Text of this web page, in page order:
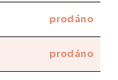
prodáno
prodáno